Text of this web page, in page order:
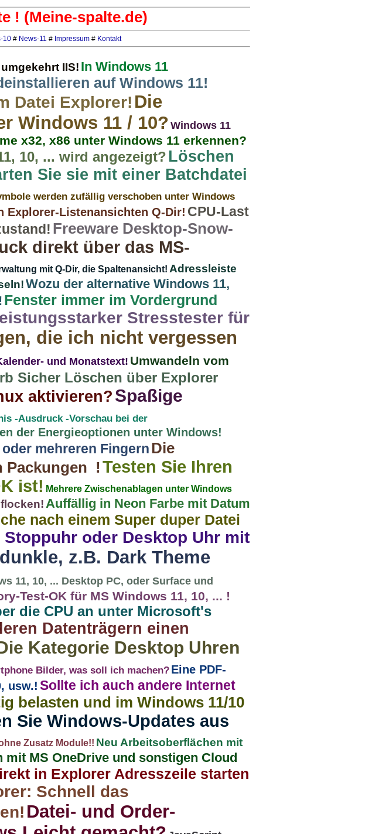
! (Meine-spalte.de)
10 # News-11 # Impressum # Kontakt
IIS! In Windows 11
auf Windows 11!
Datei Explorer! Die
Windows 11 / 10? Windows 11
x32, x86 unter Windows 11 erkennen?
10, ... wird angezeigt?Löschen
Sie sie mit einer Batchdatei
werden zufällig verschoben unter Windows
Explorer-Listenansichten Q-Dir! CPU-Last
Freeware Desktop-Snow-
direkt über das MS-
mit Q-Dir, die Spaltenansicht! Adressleiste
Wozu der alternative Windows 11,
Fenster immer im Vordergrund
Stresstester für
die ich nicht vergessen
und Monatstext! Umwandeln vom
Sicher Löschen über Explorer
aktivieren? Spaßige
-Ausdruck -Vorschau bei der
der Energieoptionen unter Windows!
mehreren FingernDie
Packungen !Testen Sie Ihren
ist! Mehrere Zwischenablagen unter Windows
Auffällig in Neon Farbe mit Datum
nach einem Super duper Datei
Stoppuhr oder Desktop Uhr mit
z.B. Dark Theme
11, 10, ... Desktop PC, oder Surface und
Test-OK für MS Windows 11, 10, ... !
die CPU an unter Microsoft's
Datenträgern einen
Kategorie Desktop Uhren
Bilder, was soll ich machen? Eine PDF-
usw.! Sollte ich auch andere Internet
belasten und im Windows 11/10
Sie Windows-Updates aus
Zusatz Module!! Neu Arbeitsoberflächen mit
mit MS OneDrive und sonstigen Cloud
in Explorer Adresszeile starten
Schnell das
Datei- und Order-